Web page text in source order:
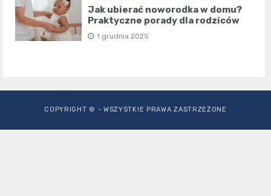
Jak ubierać noworodka w domu?
Praktyczne porady dla rodziców
1 grudnia 2025
COPYRIGHT © - WSZYSTKIE PRAWA ZASTRZEŻONE